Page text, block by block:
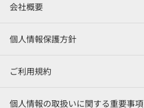
会社概要
個人情報保護方針
ご利用規約
個人情報の取扱いに関する重要事項